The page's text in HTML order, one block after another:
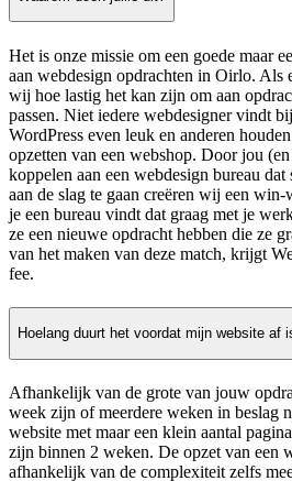
Het is onze missie om een goede maar
aan webdesign opdrachten in Oirlo. Als
wij hoe lastig het kan zijn om aan
passen. Niet iedere webdesigner vindt
WordPress even leuk en anderen
opzetten van een webshop. Door jou
koppelen aan een webdesign bureau dat
aan de slag te gaan creëren wij een
je een bureau vindt dat graag met je
ze een nieuwe opdracht hebben die ze
van het maken van deze match, krijgt
fee.
Hoelang duurt het voordat mijn website af
Afhankelijk van de grote van jouw
week zijn of meerdere weken in beslag
website met maar een klein aantal
zijn binnen 2 weken. De opzet van een
afhankelijk van de complexiteit zelfs